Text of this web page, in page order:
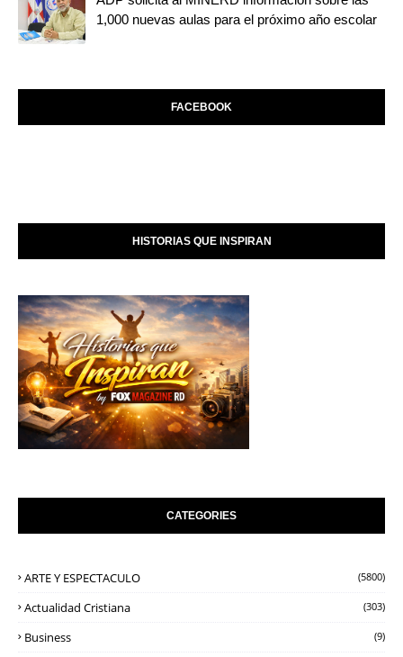
1,000 nuevas aulas para el próximo año escolar
FACEBOOK
HISTORIAS QUE INSPIRAN
CATEGORIES
ARTE Y ESPECTACULO (5800)
Actualidad Cristiana (303)
Business (9)